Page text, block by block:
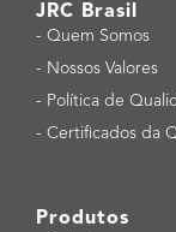
JRC Brasil
- Quem Somos
- Nossos Valores
- Política de
- Certificados da
Produtos